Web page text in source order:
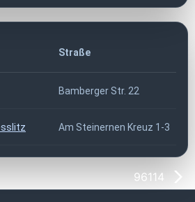
Straße
Bamberger Str. 22
Am Steinernen Kreuz 1-3
96114